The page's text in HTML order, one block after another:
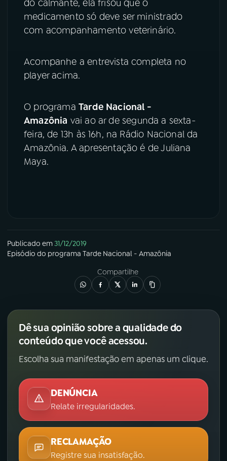
do calmante, ela frisou que o
medicamento só deve ser ministrado
com acompanhamento veterinário.
Acompanhe a entrevista completa no
player acima.
O programa Tarde Nacional -
Amazônia vai ao ar de segunda a sexta-
feira, de 13h às 16h, na Rádio Nacional da
Amazônia. A apresentação é de Juliana
Maya.
Publicado em31/12/2019
Episódio do programa Tarde Nacional - Amazônia
Compartilhe
Dê sua opinião sobre a qualidade do
conteúdo que você acessou.
Escolha sua manifestação em apenas um clique.
DENÚNCIA
Relate irregularidades.
RECLAMAÇÃO
Registre sua insatisfação.